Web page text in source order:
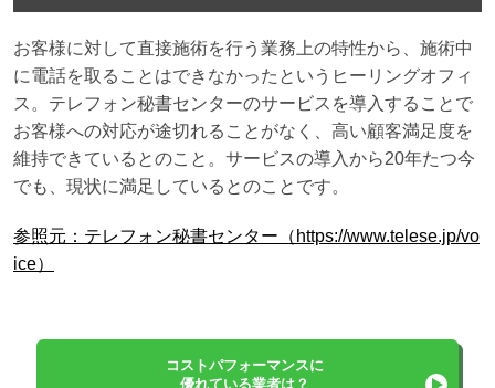
お客様に対して直接施術を行う業務上の特性から、施術中
に電話を取ることはできなかったというヒーリングオフィ
ス。テレフォン秘書センターのサービスを導入することで
お客様への対応が途切れることがなく、高い顧客満足度を
維持できているとのこと。サービスの導入から20年たつ今
でも、現状に満足しているとのことです。
参照元：テレフォン秘書センター（https://www.telese.jp/vo
ice）
コストパフォーマンスに
優れている業者は？